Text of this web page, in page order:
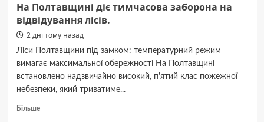
На Полтавщині діє тимчасова заборона на
відвідування лісів.
2 дні тому назад
Ліси Полтавщини під замком: температурний режим
вимагає максимальної обережності На Полтавщині
встановлено надзвичайно високий, п'ятий клас пожежної
небезпеки, який триватиме...
БільшеДокладніше